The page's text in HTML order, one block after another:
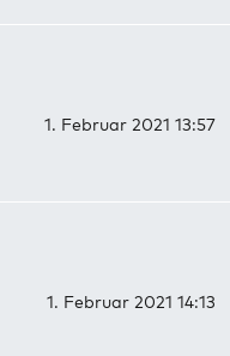
1. Februar 2021 13:57
1. Februar 2021 14:13